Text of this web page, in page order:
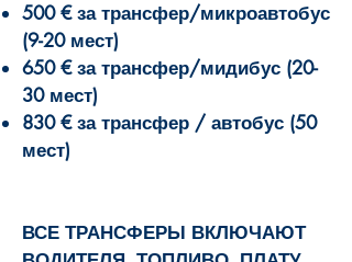
500 € за трансфер/микроавтобус
(9-20 мест)
650 € за трансфер/мидибус (20-
30 мест)
830 € за трансфер / автобус (50
мест)
ВСЕ ТРАНСФЕРЫ ВКЛЮЧАЮТ